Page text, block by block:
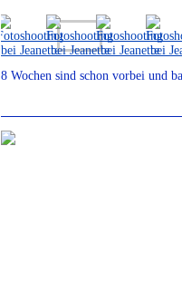
8 Wochen sind schon vorbei und